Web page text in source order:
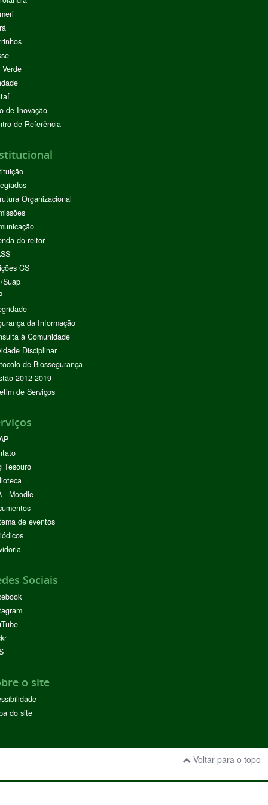
de Inovação
de Referência
Organizacional
do reitor
CS
Suap
da Informação
à Comunidade
Disciplinar
de Biossegurança
2012-2019
de Serviços
Tesouro
- Moodle
de eventos
Sociais
o site
do site
Voltar para o topo